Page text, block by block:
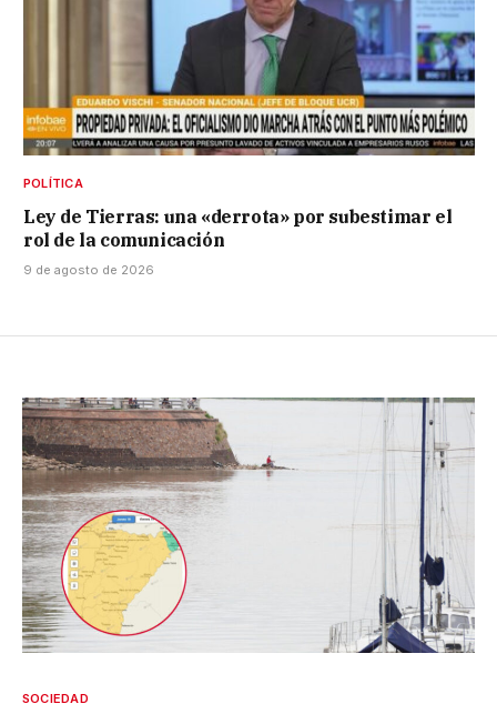
POLÍTICA
Ley de Tierras: una «derrota» por subestimar el
rol de la comunicación
9 de agosto de 2026
SOCIEDAD